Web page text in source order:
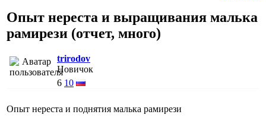
Опыт нереста и выращивания малька
рамирези (отчет, много)
trirodov
Новичок
6 10
Опыт нереста и поднятия малька рамирези